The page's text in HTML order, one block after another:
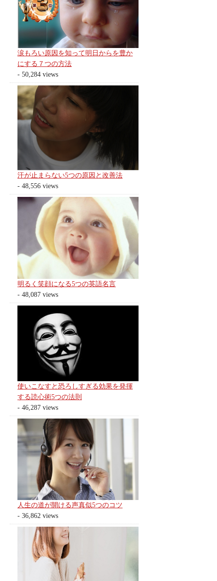
涙もろい原因を知って明日からを豊か
にする７つの方法
- 50,284 views
汗が止まらない5つの原因と改善法
- 48,556 views
明るく笑顔になる5つの英語名言
- 48,087 views
使いこなすと恐ろしすぎる効果を発揮
する読心術5つの法則
- 46,287 views
人生の道が開ける声真似5つのコツ
- 36,862 views